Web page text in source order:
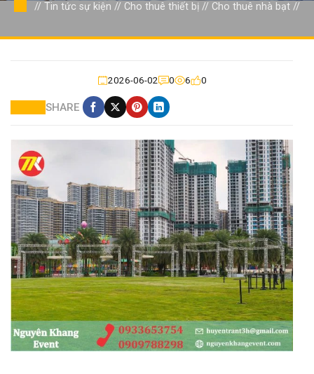
// Tin tức sự kiện // Cho thuê thiết bị // Cho thuê nhà bạt //
2026-06-02 0 6 0
SHARE